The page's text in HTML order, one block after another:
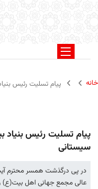
خانه پیام تسلیت رئیس
پیام تسلیت رئیس بنیاد
سیستانی
در پی درگذشت همسر محترم
عالی مجمع جهانی اهل بیت(ع) و